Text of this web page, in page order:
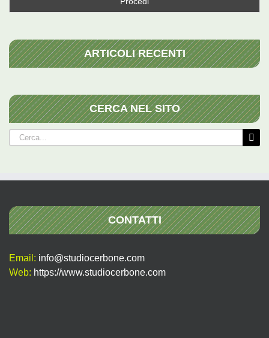
ARTICOLI RECENTI
CERCA NEL SITO
Cerca
per:
CONTATTI
Email: info@studiocerbone.com
Web: https://www.studiocerbone.com